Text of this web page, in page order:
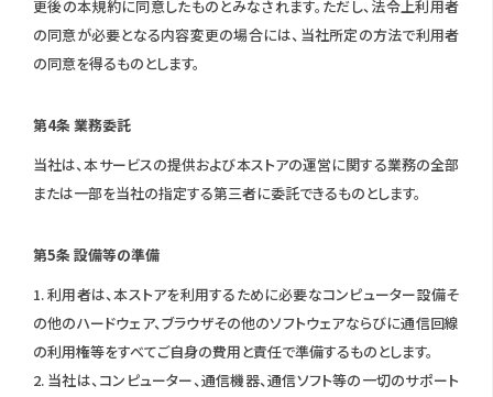
更後の本規約に同意したものとみなされます。ただし、法令上利用者
の同意が必要となる内容変更の場合には、当社所定の方法で利用者
の同意を得るものとします。
第4条 業務委託
当社は、本サービスの提供および本ストアの運営に関する業務の全部
または一部を当社の指定する第三者に委託できるものとします。
第5条 設備等の準備
1. 利用者は、本ストアを利用するために必要なコンピューター設備そ
の他のハードウェア、ブラウザその他のソフトウェアならびに通信回線
の利用権等をすべてご自身の費用と責任で準備するものとします。
2. 当社は、コンピューター、通信機器、通信ソフト等の一切のサポート